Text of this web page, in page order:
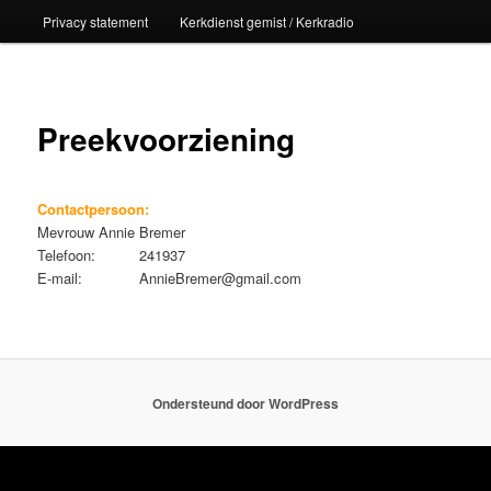
Privacy statement Kerkdienst gemist / Kerkradio
Preekvoorziening
Contactpersoon:
Mevrouw Annie Bremer
Telefoon: 241937
E-mail: AnnieBremer@gmail.com
Ondersteund door WordPress